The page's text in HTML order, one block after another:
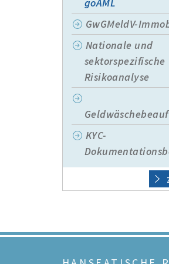
GwGMeldV-
Nationale und
sektorspezifische
Risikoanalyse
KYC-